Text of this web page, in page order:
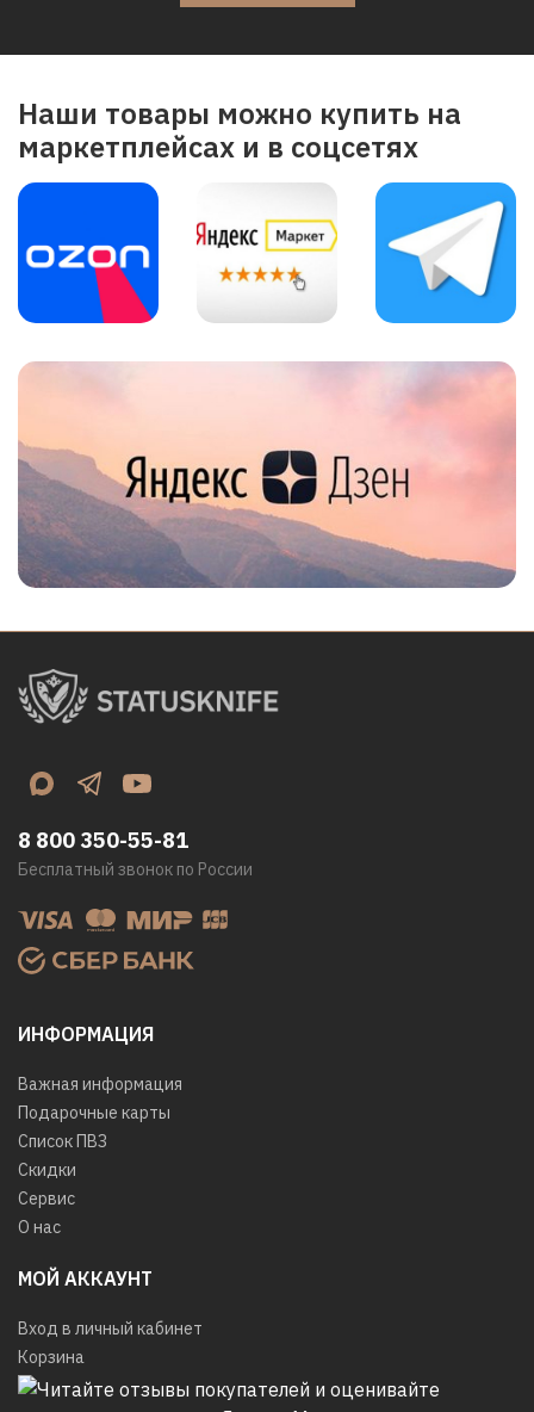
Наши товары можно купить на
маркетплейсах и в соцсетях
ИНФОРМАЦИЯ
Важная информация
Подарочные карты
Список ПВЗ
Скидки
Сервис
О нас
МОЙ АККАУНТ
Вход в личный кабинет
Корзина
8 800 350-55-81
Бесплатный звонок по России